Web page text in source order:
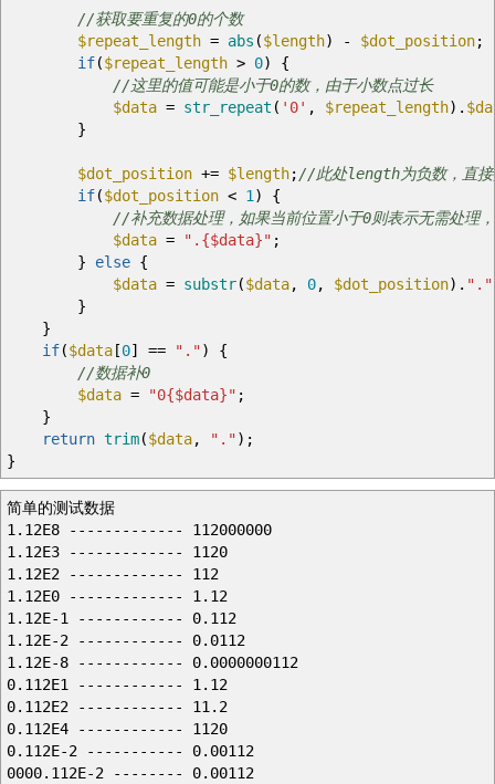
//获取要重复的0的个数
$repeat_length = abs ($length) - $dot_position;
if($repeat_length > 0)
{
//这里的值可能是小于0的数，由于小数点过长
$data = str_repeat ( '0' , $repeat_length) .
}
$dot_position += $length;//此处length为负数，直接
if($dot_position < 1 )
{
//补充数据处理，如果当前位置小于0则表示无需处理
$data = ". {$data}" ;
}
else {
$data = substr($data, 0, $dot_position) . "."
}
}
if($data [0] == ".")
{
//数据补0
$data = "0{$data}" ;
}
return trim($data, ".") ;
}
简单的测试数据
1.12E8 ------------- 112000000
1.12E3 ------------- 1120
1.12E2 ------------- 112
1.12E0 ------------- 1.12
1.12E-1 ------------ 0.112
1.12E-2 ------------ 0.0112
1.12E-8 ------------ 0.0000000112
0.112E1 ------------ 1.12
0.112E2 ------------ 11.2
0.112E4 ------------ 1120
0.112E-2 ----------- 0.00112
0000.112E-2 -------- 0.00112